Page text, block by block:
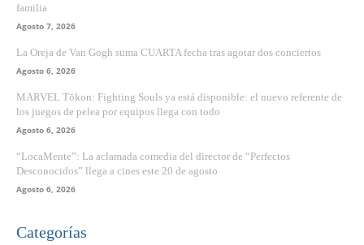
familia
Agosto 7, 2026
La Oreja de Van Gogh suma CUARTA fecha tras agotar dos conciertos
Agosto 6, 2026
MARVEL Tōkon: Fighting Souls ya está disponible: el nuevo referente de
los juegos de pelea por equipos llega con todo
Agosto 6, 2026
“LocaMente”: La aclamada comedia del director de “Perfectos
Desconocidos” llega a cines este 20 de agosto
Agosto 6, 2026
Categorías